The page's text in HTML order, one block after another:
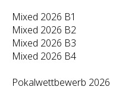
Mixed 2026 B1
Mixed 2026 B2
Mixed 2026 B3
Mixed 2026 B4
Pokalwettbewerb 2026